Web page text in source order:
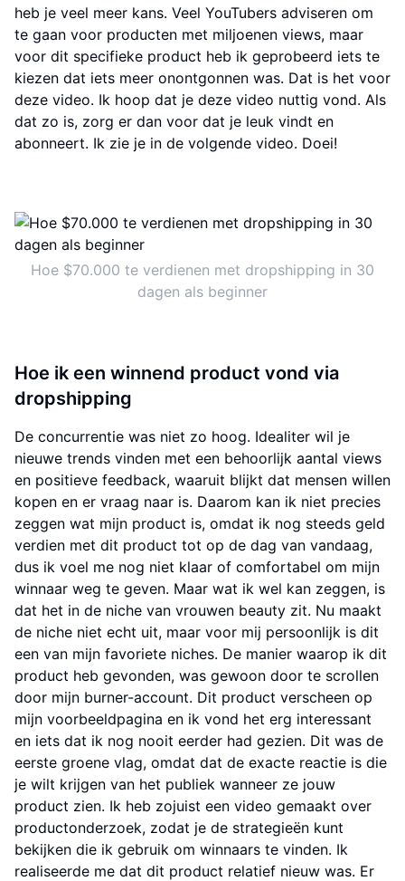
heb je veel meer kans. Veel YouTubers adviseren om
te gaan voor producten met miljoenen views, maar
voor dit specifieke product heb ik geprobeerd iets te
kiezen dat iets meer onontgonnen was. Dat is het voor
deze video. Ik hoop dat je deze video nuttig vond. Als
dat zo is, zorg er dan voor dat je leuk vindt en
abonneert. Ik zie je in de volgende video. Doei!
Hoe $70.000 te verdienen met dropshipping in 30
dagen als beginner
Hoe ik een winnend product vond via
dropshipping
De concurrentie was niet zo hoog. Idealiter wil je
nieuwe trends vinden met een behoorlijk aantal views
en positieve feedback, waaruit blijkt dat mensen willen
kopen en er vraag naar is. Daarom kan ik niet precies
zeggen wat mijn product is, omdat ik nog steeds geld
verdien met dit product tot op de dag van vandaag,
dus ik voel me nog niet klaar of comfortabel om mijn
winnaar weg te geven. Maar wat ik wel kan zeggen, is
dat het in de niche van vrouwen beauty zit. Nu maakt
de niche niet echt uit, maar voor mij persoonlijk is dit
een van mijn favoriete niches. De manier waarop ik dit
product heb gevonden, was gewoon door te scrollen
door mijn burner-account. Dit product verscheen op
mijn voorbeeldpagina en ik vond het erg interessant
en iets dat ik nog nooit eerder had gezien. Dit was de
eerste groene vlag, omdat dat de exacte reactie is die
je wilt krijgen van het publiek wanneer ze jouw
product zien. Ik heb zojuist een video gemaakt over
productonderzoek, zodat je de strategieën kunt
bekijken die ik gebruik om winnaars te vinden. Ik
realiseerde me dat dit product relatief nieuw was. Er